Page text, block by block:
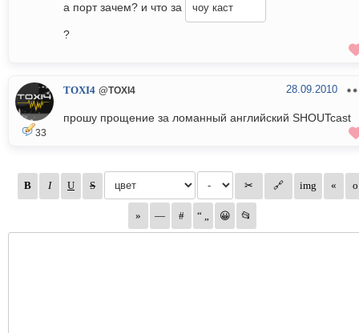
а порт зачем? и что за чоу каст
?
33
TOXI4 @TOXI4 28.09.2010
прошу прощение за ломанный английский SHOUTcast